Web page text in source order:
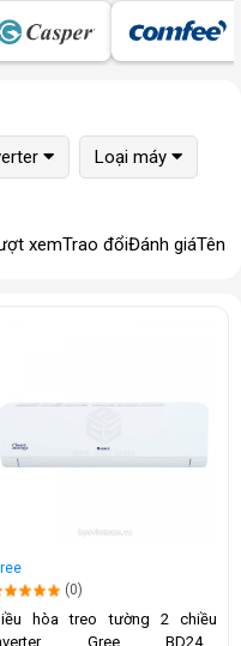
Loại máy
xemTrao đổiĐánh giáTên
(0)
hòa treo tường 2 chiều
Gree BD24HI